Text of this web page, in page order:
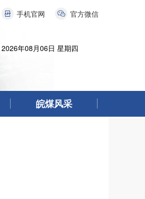
官方微信
手机官网
2026年08月06日 星期四
皖煤风采